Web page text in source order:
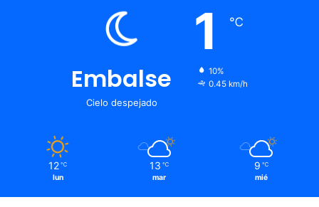
Embalse
Cielo despejado
1 ℃
10%
0.45 km/h
12 ℃
lun
13 ℃
mar
9 ℃
mié